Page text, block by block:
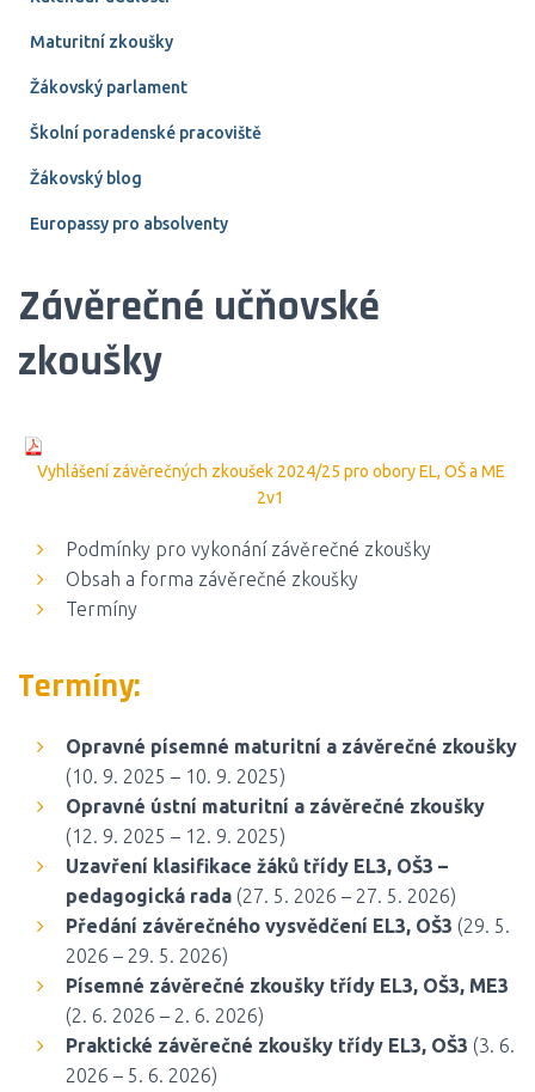
Maturitní zkoušky
Žákovský parlament
Školní poradenské pracoviště
Žákovský blog
Europassy pro absolventy
Závěrečné učňovské
zkoušky
Vyhlášení závěrečných zkoušek 2024/25 pro obory EL, OŠ a ME
2v1
Podmínky pro vykonání závěrečné zkoušky
Obsah a forma závěrečné zkoušky
Termíny
Termíny:
Opravné písemné maturitní a závěrečné zkoušky
(10. 9. 2025 – 10. 9. 2025)
Opravné ústní maturitní a závěrečné zkoušky
(12. 9. 2025 – 12. 9. 2025)
Uzavření klasifikace žáků třídy EL3, OŠ3 –
pedagogická rada (27. 5. 2026 – 27. 5. 2026)
Předání závěrečného vysvědčení EL3, OŠ3 (29. 5.
2026 – 29. 5. 2026)
Písemné závěrečné zkoušky třídy EL3, OŠ3, ME3
(2. 6. 2026 – 2. 6. 2026)
Praktické závěrečné zkoušky třídy EL3, OŠ3 (3. 6.
2026 – 5. 6. 2026)